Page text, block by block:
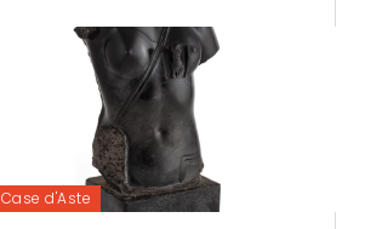
Case d'Aste